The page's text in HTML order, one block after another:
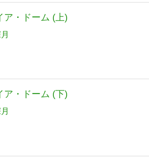
ア・ドーム (上)
ア・ドーム (下)